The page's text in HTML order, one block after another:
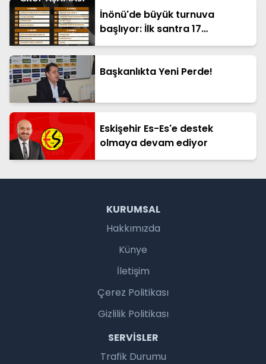
İnönü'de büyük turnuva
başlıyor: İlk santra 17
Temmuz'da
Başkanlıkta Yeni Perde!
Eskişehir Es-Es'e destek
olmaya devam ediyor
KURUMSAL
Hakkımızda
Künye
İletişim
Çerez Politikası
Gizlilik Politikası
SERVISLER
Trafik Durumu